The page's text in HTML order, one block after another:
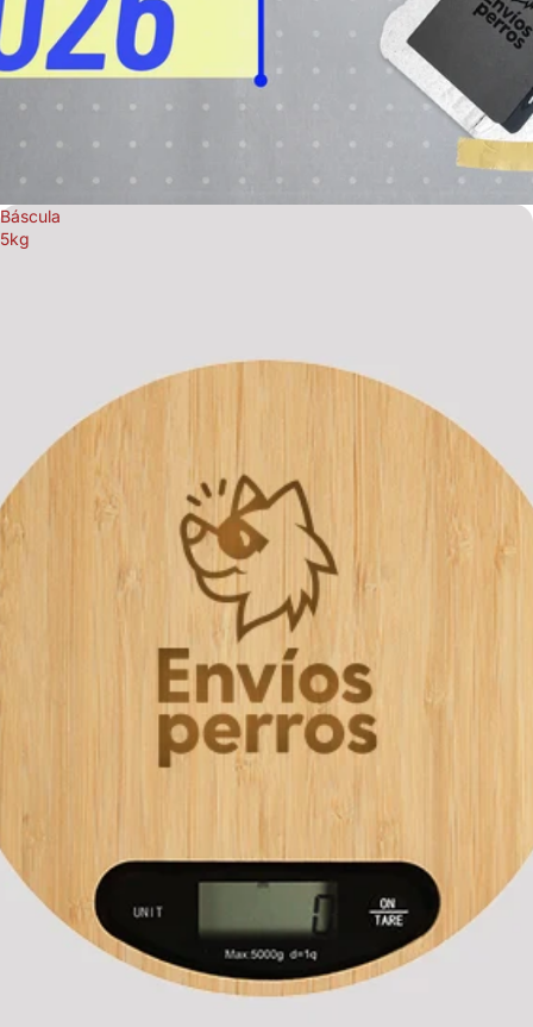
Báscula
5kg